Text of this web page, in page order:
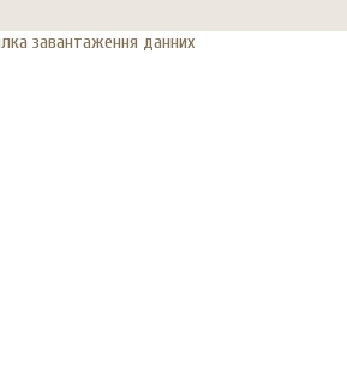
завантаження данних